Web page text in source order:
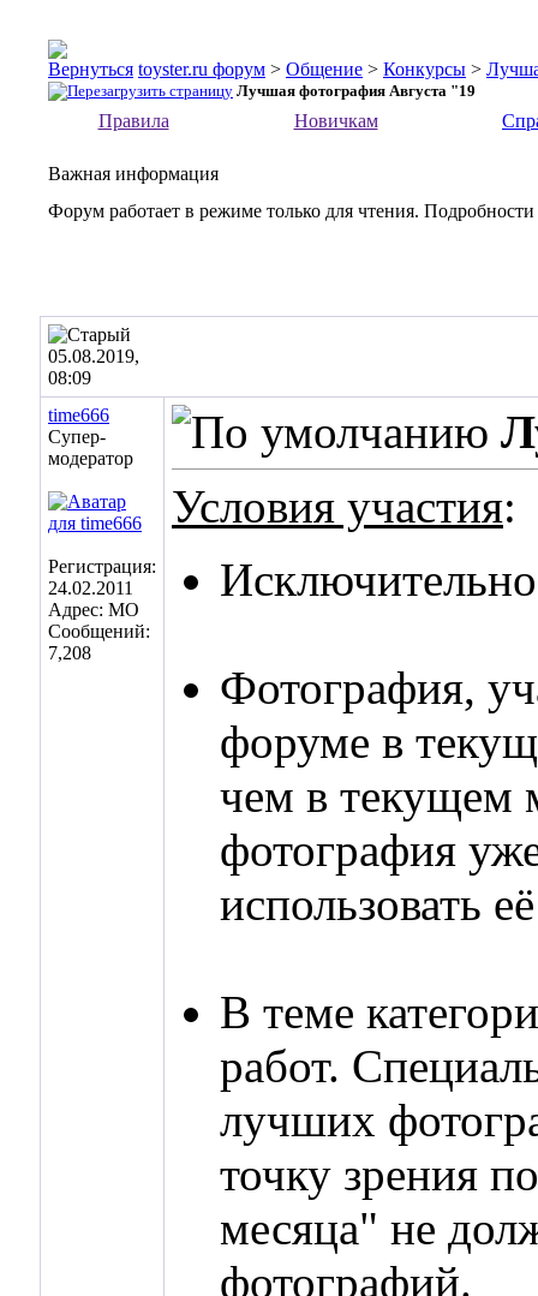
toyster.ru форум > Общение > Конкурсы >
Лучшая фотография Августа "19
Правила Новичкам
Важная информация
Форум работает в режиме только для чтения.
05.08.2019,
08:09
time666
Супер-
модератор
Регистрация:
24.02.2011
Адрес: МО
Сообщений:
7,208
Условия участия:
Фотография,
форуме в
чем в текущем
фотография
использовать
В теме
работ.
лучших
точку зрения
месяца" не
фотографий.